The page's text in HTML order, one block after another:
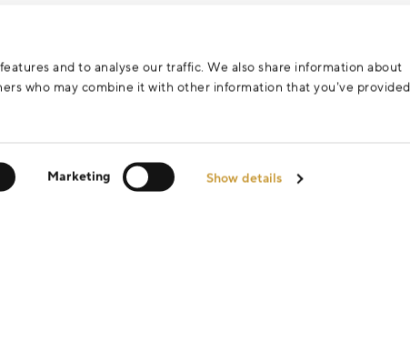
and to analyse our traffic. We also share information about
who may combine it with other information that you’ve provided
Marketing Show details